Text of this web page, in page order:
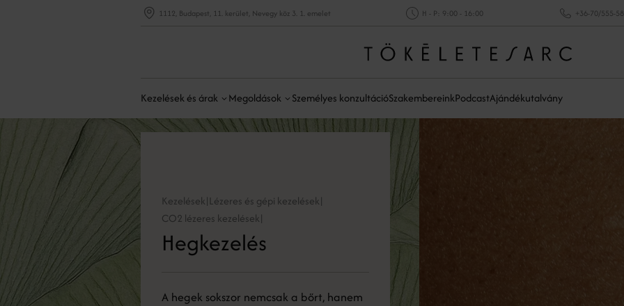
1112, Budapest, 11. kerület, Nevegy köz 3. 1. emelet H - P: 9:00 - 16:00 +36-70/555-
Kezelések és árak Megoldások Személyes konzultációSzakembereinkPodcastAjándékutalvány
Kezelések|Lézeres és gépi kezelések|
CO2 lézeres kezelések|
Hegkezelés
A hegek sokszor nemcsak a bőrt, hanem